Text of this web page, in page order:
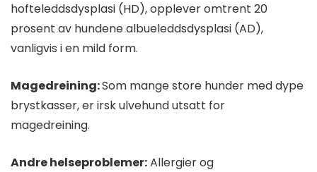
hofteleddsdysplasi (HD), opplever omtrent 20
prosent av hundene albueleddsdysplasi (AD),
vanligvis i en mild form.
Magedreining:Som mange store hunder med dype
brystkasser, er irsk ulvehund utsatt for
magedreining.
Andre helseproblemer:Allergier og